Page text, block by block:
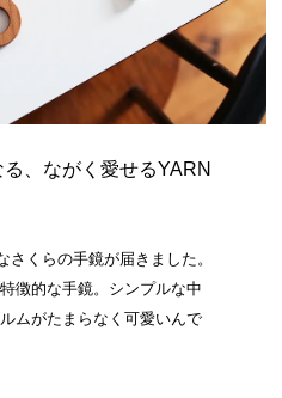
、ながく愛せるYARN
さくらの手鏡が届きました。
徴的な手鏡。シンプルな中
ムがたまらなく可愛いんで